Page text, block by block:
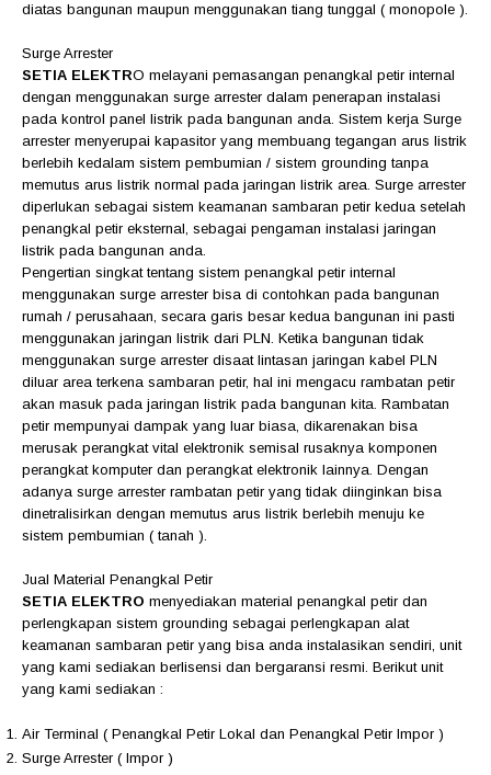
diatas bangunan maupun menggunakan tiang tunggal ( monopole ).
Surge Arrester
SETIA ELEKTRO melayani pemasangan penangkal petir internal
dengan menggunakan surge arrester dalam penerapan instalasi
pada kontrol panel listrik pada bangunan anda. Sistem kerja Surge
arrester menyerupai kapasitor yang membuang tegangan arus listrik
berlebih kedalam sistem pembumian / sistem grounding tanpa
memutus arus listrik normal pada jaringan listrik area. Surge arrester
diperlukan sebagai sistem keamanan sambaran petir kedua setelah
penangkal petir eksternal, sebagai pengaman instalasi jaringan
listrik pada bangunan anda.
Pengertian singkat tentang sistem penangkal petir internal
menggunakan surge arrester bisa di contohkan pada bangunan
rumah / perusahaan, secara garis besar kedua bangunan ini pasti
menggunakan jaringan listrik dari PLN. Ketika bangunan tidak
menggunakan surge arrester disaat lintasan jaringan kabel PLN
diluar area terkena sambaran petir, hal ini mengacu rambatan petir
akan masuk pada jaringan listrik pada bangunan kita. Rambatan
petir mempunyai dampak yang luar biasa, dikarenakan bisa
merusak perangkat vital elektronik semisal rusaknya komponen
perangkat komputer dan perangkat elektronik lainnya. Dengan
adanya surge arrester rambatan petir yang tidak diinginkan bisa
dinetralisirkan dengan memutus arus listrik berlebih menuju ke
sistem pembumian ( tanah ).
Jual Material Penangkal Petir
SETIA ELEKTRO menyediakan material penangkal petir dan
perlengkapan sistem grounding sebagai perlengkapan alat
keamanan sambaran petir yang bisa anda instalasikan sendiri, unit
yang kami sediakan berlisensi dan bergaransi resmi. Berikut unit
yang kami sediakan :
Air Terminal ( Penangkal Petir Lokal dan Penangkal Petir Impor )
Surge Arrester ( Impor )